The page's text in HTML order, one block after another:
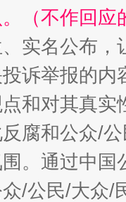
（不作回应
实名公布
诉举报的
和对其真实
反腐和公众/
。通过中
/公民/大众/